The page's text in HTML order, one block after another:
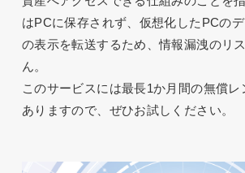
はPCに保存されず、仮想化したPCの
の表示を転送するため、情報漏洩のリ
ん。
このサービスには最長1か月間の無償
ありますので、ぜひお試しください。